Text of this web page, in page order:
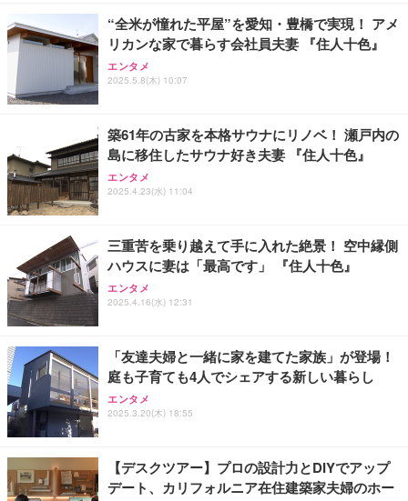
務用 おしゃれ パソコンチェア (ホワイト)
ANDWINT オフィスチェア デスクチェア 肘なし メ
ッシュ 通気性 ランバーサポート付き 腰サポート ガ
ス圧無段階昇降 360度回転 キャスター付き コンパク
【MiniLED/24.5inch/280Hz/FHD】GRAPHT THE S
HOOTER Gaming Monitor 24” Essential ゲーミン
グモニター QD 24.5インチ 1ms FHD 量子ドット 残
アイリスオーヤマ ペットシーツ 超厚型 お徳用 レギ
ュラー 200枚入【Amazon.co.jp限定】
“全米が憧れた平屋”を愛知・豊橋で実現！ アメ
リカンな家で暮らす会社員夫妻 『住人十色』
エンタメ
2025.5.8(木) 10:07
築61年の古家を本格サウナにリノベ！ 瀬戸内の
島に移住したサウナ好き夫妻 『住人十色』
エンタメ
2025.4.23(水) 11:04
三重苦を乗り越えて手に入れた絶景！ 空中縁側
ハウスに妻は「最高です」 『住人十色』
エンタメ
2025.4.16(水) 12:31
「友達夫婦と一緒に家を建てた家族」が登場！
庭も子育ても4人でシェアする新しい暮らし
エンタメ
2025.3.20(木) 18:55
【デスクツアー】プロの設計力とDIYでアップ
デート、カリフォルニア在住建築家夫婦のホー